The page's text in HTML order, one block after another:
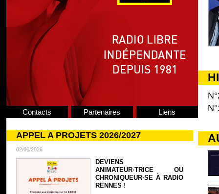
Contacts Partenaires Liens
APPEL A PROJETS 2026/2027
02/06/2026
DEVIENS
ANIMATEUR·TRICE OU
CHRONIQUEUR·SE À RADIO
RENNES !